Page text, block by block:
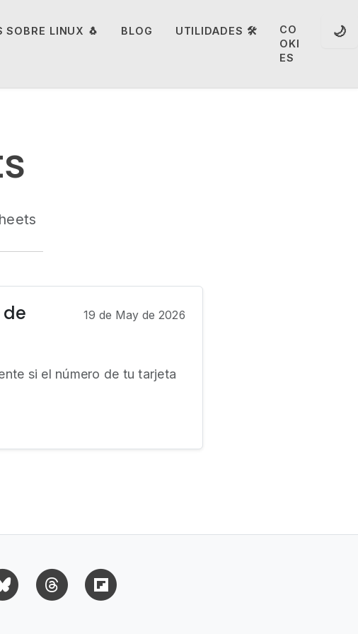
SOBRE LINUX 🐧 BLOG UTILIDADES 🛠️
CO
OKI
ES
🌙
de
19 de May de 2026
si el número de tu tarjeta
Bluesky Threads